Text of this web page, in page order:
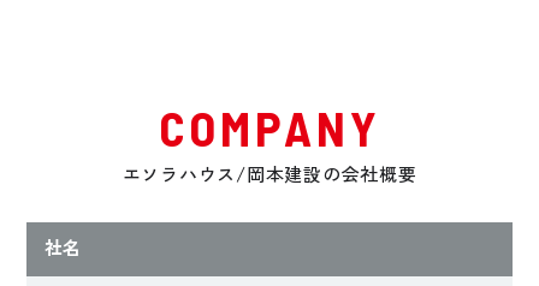
COMPANY
エソラハウス/岡本建設の会社概要
社名